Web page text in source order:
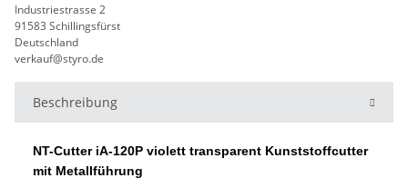
Industriestrasse 2
91583 Schillingsfürst
Deutschland
verkauf@styro.de
Beschreibung
NT-Cutter iA-120P violett transparent Kunststoffcutter
mit Metallführung